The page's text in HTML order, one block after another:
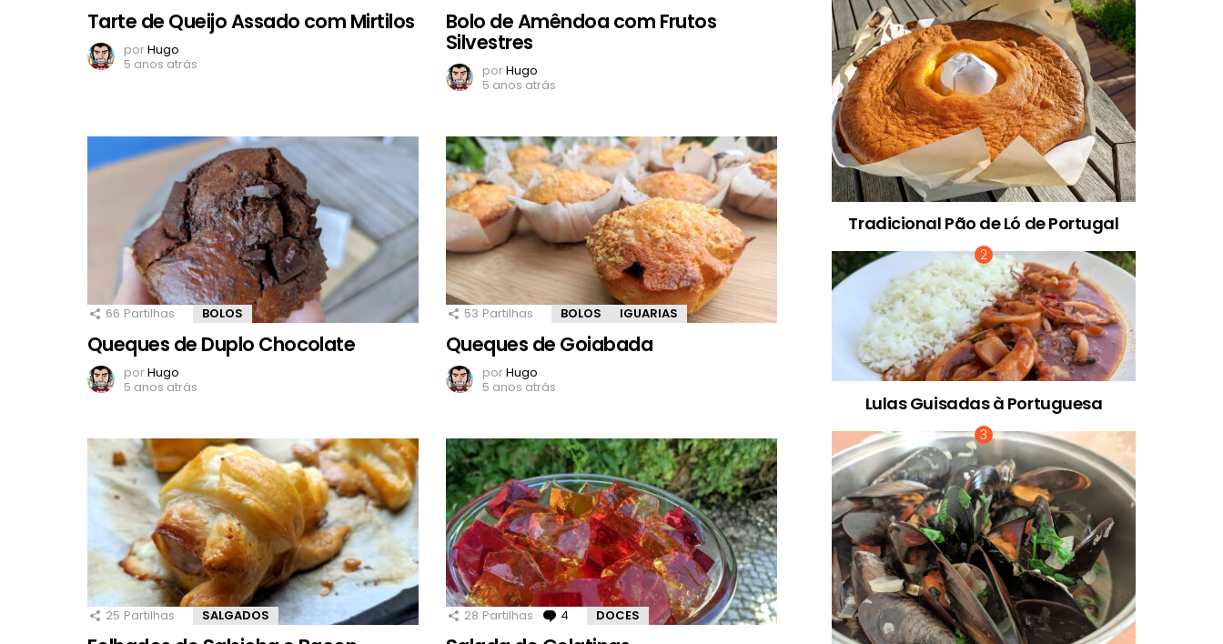
Tarte de Queijo Assado com Mirtilos
porHugo
5 anos atrás
Bolo de Amêndoa com Frutos
Silvestres
porHugo
5 anos atrás
66 Partilhas BOLOS
Queques de Duplo Chocolate
porHugo
5 anos atrás
53 Partilhas BOLOS IGUARIAS
Queques de Goiabada
porHugo
5 anos atrás
25 Partilhas SALGADOS 28 Partilhas 4 Comentários
DOCES
Tradicional Pão de Ló de Portugal
Lulas Guisadas à Portuguesa